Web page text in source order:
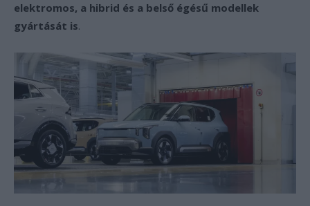
elektromos, a hibrid és a belső égésű modellek
gyártását is.